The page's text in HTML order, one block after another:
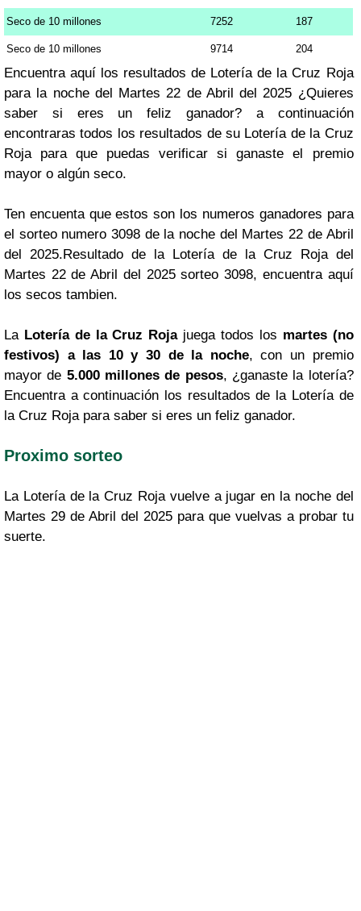
Seco de 10 millones 7252 187
Seco de 10 millones 9714 204
Encuentra aquí los resultados de Lotería de la Cruz Roja
para la noche del Martes 22 de Abril del 2025 ¿Quieres
saber si eres un feliz ganador? a continuación
encontraras todos los resultados de su Lotería de la Cruz
Roja para que puedas verificar si ganaste el premio
mayor o algún seco.
Ten encuenta que estos son los numeros ganadores para
el sorteo numero 3098 de la noche del Martes 22 de Abril
del 2025.Resultado de la Lotería de la Cruz Roja del
Martes 22 de Abril del 2025 sorteo 3098, encuentra aquí
los secos tambien.
La Lotería de la Cruz Rojajuega todos los martes (no
festivos) a las 10 y 30 de la noche, con un premio
mayor de 5.000 millones de pesos, ¿ganaste la lotería?
Encuentra a continuación los resultados de la Lotería de
la Cruz Roja para saber si eres un feliz ganador.
Proximo sorteo
La Lotería de la Cruz Roja vuelve a jugar en la noche del
Martes 29 de Abril del 2025 para que vuelvas a probar tu
suerte.